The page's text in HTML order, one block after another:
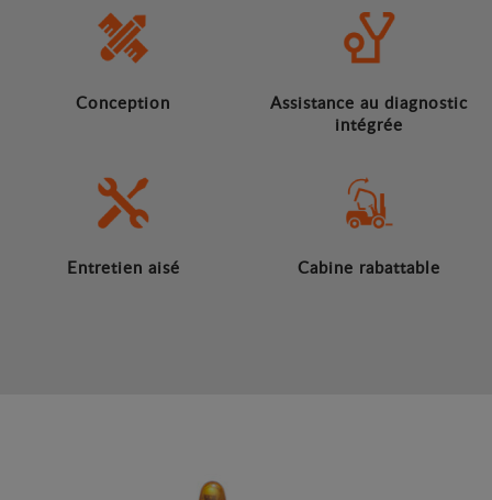
Conception
Assistance au diagnostic
intégrée
Entretien aisé Cabine rabattable